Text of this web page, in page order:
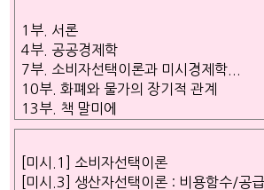
1부. 서론
4부. 공공경제학
7부. 소비자선택이론과 미시경제학...
10부. 화폐와 물가의 장기적 관계
13부. 책 말미에
[미시.1] 소비자선택이론
[미시.3] 생산자선택이론 : 비용함수/공